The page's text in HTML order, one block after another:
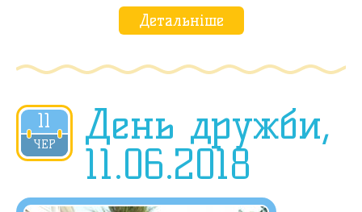
Детальніше
11
ЧЕР
2018
День дружби,
11.06.2018